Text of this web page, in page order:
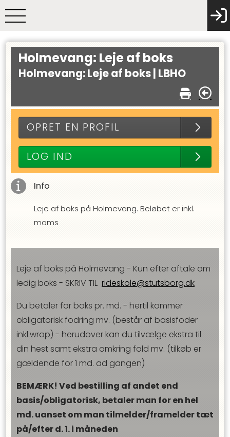
Holmevang: Leje af boks
Holmevang: Leje af boks | LBHO
OPRET EN PROFIL
LOG IND
Info
Leje af boks på Holmevang. Beløbet er inkl.
moms
Leje af boks på Holmevang - Kun efter aftale om
ledig boks - SKRIV TIL rideskole@stutsborg.dk
Du betaler for boks pr. md. - hertil kommer
obligatorisk fodring mv. (består af basisfoder
inkl.wrap) - herudover kan du tilvælge ekstra til
din hest samt ekstra omkring fold mv. (tilkøb er
gældende for 1 md. ad gangen)
BEMÆRK! Ved bestilling af andet end
basis/obligatorisk, betaler man for en hel
md. uanset om man tilmelder/framelder tæt
på/efter d. 1. i måneden